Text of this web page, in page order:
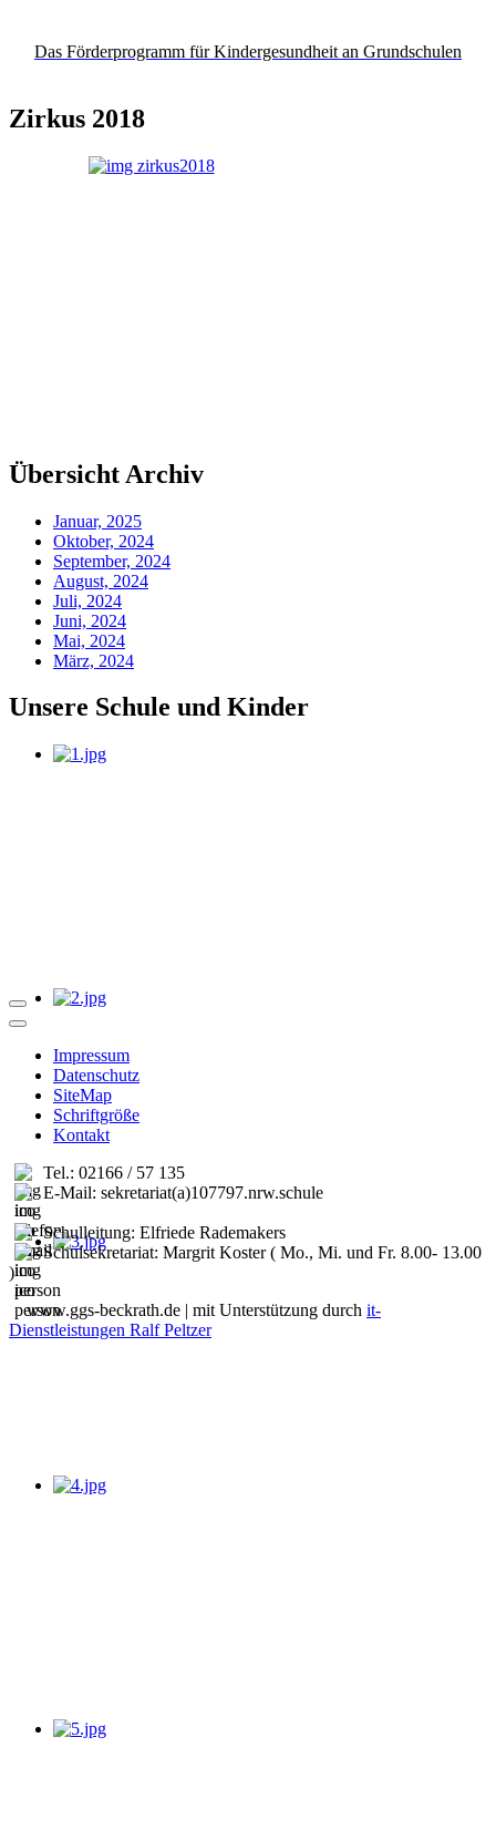
Das Förderprogramm für Kindergesundheit an Grundschulen
Zirkus 2018
Übersicht Archiv
Januar, 2025
Oktober, 2024
September, 2024
August, 2024
Juli, 2024
Juni, 2024
Mai, 2024
März, 2024
Unsere Schule und Kinder
Impressum
Datenschutz
SiteMap
Schriftgröße
Kontakt
Tel.: 02166 / 57 135
E-Mail: sekretariat(a)107797.nrw.schule
Schulleitung: Elfriede Rademakers
Schulsekretariat: Margrit Koster ( Mo., Mi. und Fr. 8.00- 13.00
)
www.ggs-beckrath.de | mit Unterstützung durch it-
Dienstleistungen Ralf Peltzer